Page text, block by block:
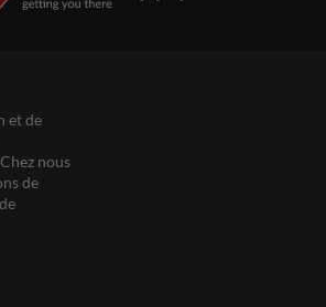
et de
nous
de